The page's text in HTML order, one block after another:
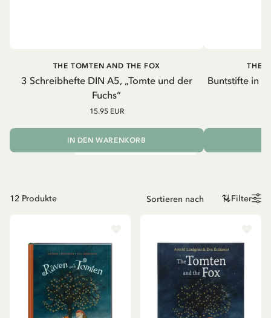
3 Schreibhefte DIN A5, „Tomte und der
Fuchs“
THE TOMTEN AND THE FOX
15.95 EUR
IN DEN WARENKORB
Buntstifte in
THE
12 Produkte Filter